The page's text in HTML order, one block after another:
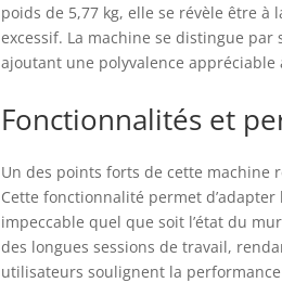
poids de 5,77 kg, elle se révèle être
excessif. La machine se distingue
ajoutant une polyvalence appréciable
Fonctionnalités et
Un des points forts de cette machine
Cette fonctionnalité permet
impeccable quel que soit l’état du
des longues sessions de travail,
utilisateurs soulignent la